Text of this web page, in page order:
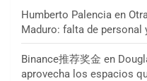
Humberto Palencia en
Maduro: falta de
Binance推荐奖金 en
aprovecha los espacios